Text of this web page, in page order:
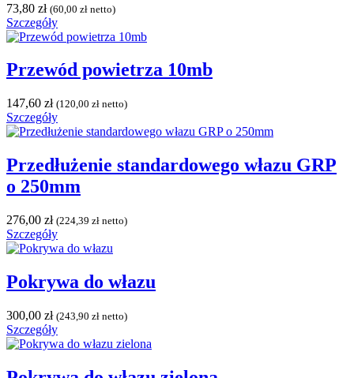
73,80 zł (60,00 zł netto)
Szczegóły
Przewód powietrza 10mb
147,60 zł (120,00 zł netto)
Szczegóły
Przedłużenie standardowego włazu GRP
o 250mm
276,00 zł (224,39 zł netto)
Szczegóły
Pokrywa do włazu
300,00 zł (243,90 zł netto)
Szczegóły